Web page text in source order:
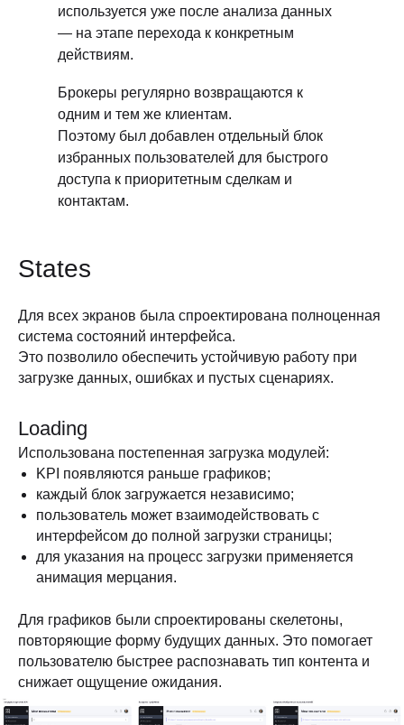
Брокеры регулярно возвращаются к
одним и тем же клиентам.
Поэтому был добавлен отдельный блок
избранных пользователей для быстрого
доступа к приоритетным сделкам и
контактам.
используется уже после анализа данных
— на этапе перехода к конкретным
действиям.
States
Для всех экранов была спроектирована полноценная
система состояний интерфейса.
Это позволило обеспечить устойчивую работу при
загрузке данных, ошибках и пустых сценариях.
Loading
Использована постепенная загрузка модулей:
KPI появляются раньше графиков;
каждый блок загружается независимо;
пользователь может взаимодействовать с
интерфейсом до полной загрузки страницы;
для указания на процесс загрузки применяется
анимация мерцания.
Для графиков были спроектированы скелетоны,
повторяющие форму будущих данных. Это помогает
пользователю быстрее распознавать тип контента и
снижает ощущение ожидания.